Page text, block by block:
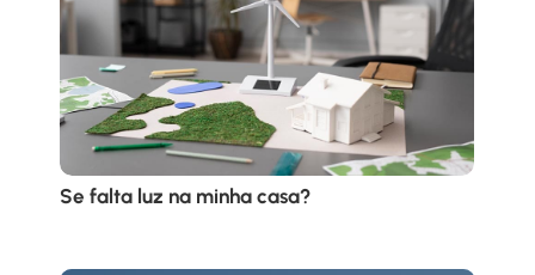
Se falta luz na minha casa?